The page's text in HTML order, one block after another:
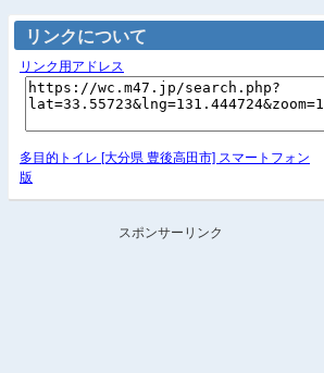
リンクについて
リンク用アドレス
多目的トイレ [大分県 豊後高田市] スマートフォン
版
スポンサーリンク